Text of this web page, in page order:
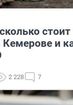
стоит
Кемерове и
2 228 7